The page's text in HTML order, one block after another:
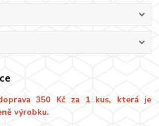
350 Kč za 1 kus, která je
výrobku.